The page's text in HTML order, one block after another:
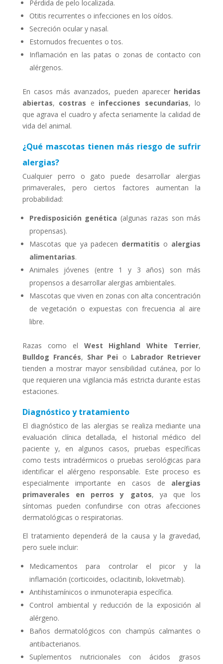
Pérdida de pelo localizada.
Otitis recurrentes o infecciones en los oídos.
Secreción ocular y nasal.
Estornudos frecuentes o tos.
Inflamación en las patas o zonas de contacto con
alérgenos.
En casos más avanzados, pueden aparecer heridas
abiertas, costras e infecciones secundarias, lo
que agrava el cuadro y afecta seriamente la calidad de
vida del animal.
¿Qué mascotas tienen más riesgo de sufrir
alergias?
Cualquier perro o gato puede desarrollar alergias
primaverales, pero ciertos factores aumentan la
probabilidad:
Predisposición genética (algunas razas son más
propensas).
Mascotas que ya padecen dermatitis o alergias
alimentarias.
Animales jóvenes (entre 1 y 3 años) son más
propensos a desarrollar alergias ambientales.
Mascotas que viven en zonas con alta concentración
de vegetación o expuestas con frecuencia al aire
libre.
Razas como el West Highland White Terrier,
Bulldog Francés, Shar Pei o Labrador Retriever
tienden a mostrar mayor sensibilidad cutánea, por lo
que requieren una vigilancia más estricta durante estas
estaciones.
Diagnóstico y tratamiento
El diagnóstico de las alergias se realiza mediante una
evaluación clínica detallada, el historial médico del
paciente y, en algunos casos, pruebas específicas
como tests intradérmicos o pruebas serológicas para
identificar el alérgeno responsable. Este proceso es
especialmente importante en casos de alergias
primaverales en perros y gatos, ya que los
síntomas pueden confundirse con otras afecciones
dermatológicas o respiratorias.
El tratamiento dependerá de la causa y la gravedad,
pero suele incluir:
Medicamentos para controlar el picor y la
inflamación (corticoides, oclacitinib, lokivetmab).
Antihistamínicos o inmunoterapia específica.
Control ambiental y reducción de la exposición al
alérgeno.
Baños dermatológicos con champús calmantes o
antibacterianos.
Suplementos nutricionales con ácidos grasos